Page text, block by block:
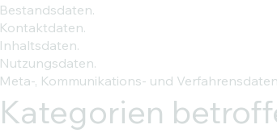
Bestandsdaten.
Kontaktdaten.
Inhaltsdaten.
Nutzungsdaten.
Meta-, Kommunikations- und
Kategorien